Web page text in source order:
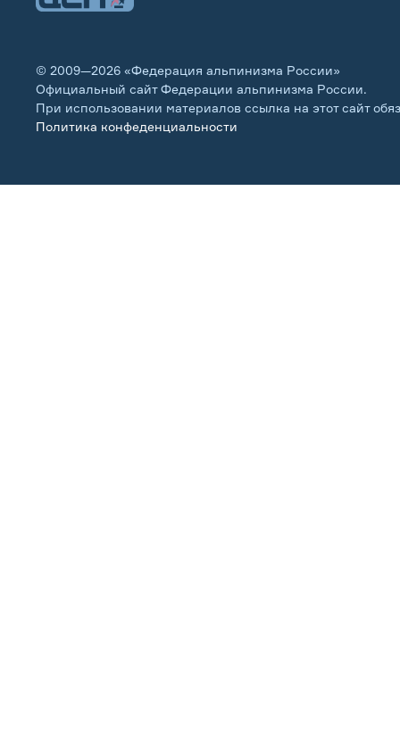
© 2009—2026 «Федерация альпинизма России»
Официальный сайт Федерации альпинизма России.
При использовании материалов ссылка на этот сайт
Политика конфеденциальности